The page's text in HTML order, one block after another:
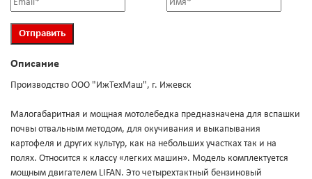
Описание
Производство ООО "ИжТехМаш", г. Ижевск
Малогабаритная и мощная мотолебедка предназначена для вспашки
почвы отвальным методом, для окучивания и выкапывания
картофеля и других культур, как на небольших участках так и на
полях. Относится к классу «легких машин». Модель комплектуется
мощным двигателем LIFAN. Это четырехтактный бензиновый